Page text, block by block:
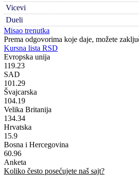
Vicevi
Dueli
Misao trenutka
Prema odgovorima koje daje, možete
Kursna lista RSD
Evropska unija
119.23
SAD
101.29
Švajcarska
104.19
Velika Britanija
134.34
Hrvatska
15.9
Bosna i Hercegovina
60.96
Anketa
Koliko često posećujete naš sajt?